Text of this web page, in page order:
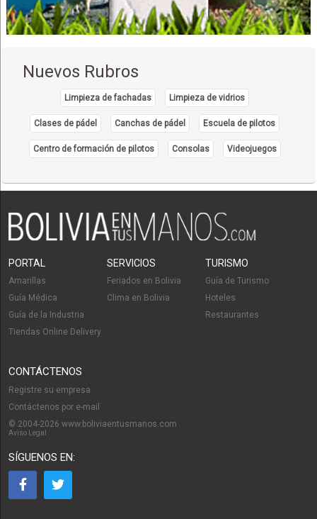
Nuevos Rubros
Limpieza de fachadas Limpieza de vidrios
Clases de pádel Canchas de pádel Escuela de pilotos
Centro de formación de pilotos Consolas Videojuegos
PORTAL
Amarillas
Guía Médica
Guía de la Industria
Tiendas Online Delivery
SERVICIOS
Feriados en Bolivia
Clima en Bolivia
TURISMO
Guía de Turismo
Hoteles
Restaurantes
CONTÁCTENOS
Registre su empresa
Contáctenos por e-mail
© 2004-2026 www.boliviaentusmanos.com
Aviso Legal
SÍGUENOS EN: